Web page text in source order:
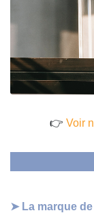
👉 Voir
➤La marque